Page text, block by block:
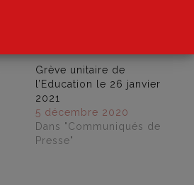
Grève unitaire de
l’Education le 26 janvier
2021
5 décembre 2020
Dans "Communiqués de
Presse"